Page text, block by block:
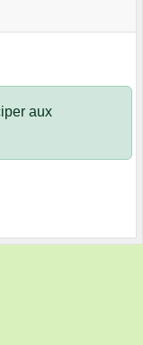
aux